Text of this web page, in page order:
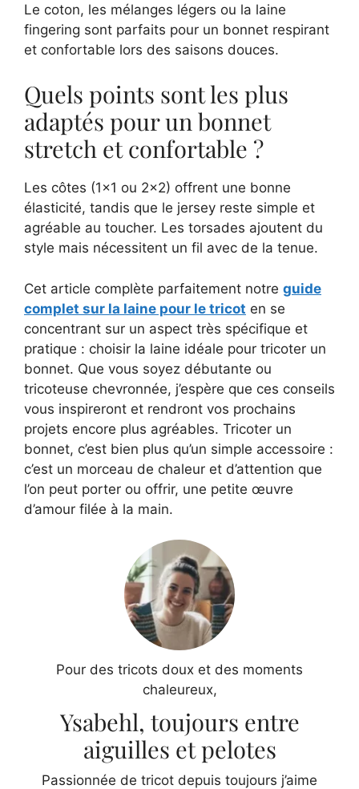
Le coton, les mélanges légers ou la laine
fingering sont parfaits pour un bonnet respirant
et confortable lors des saisons douces.
Quels points sont les plus
adaptés pour un bonnet
stretch et confortable ?
Les côtes (1×1 ou 2×2) offrent une bonne
élasticité, tandis que le jersey reste simple et
agréable au toucher. Les torsades ajoutent du
style mais nécessitent un fil avec de la tenue.
Cet article complète parfaitement notre guide
complet sur la laine pour le tricot en se
concentrant sur un aspect très spécifique et
pratique : choisir la laine idéale pour tricoter un
bonnet. Que vous soyez débutante ou
tricoteuse chevronnée, j’espère que ces conseils
vous inspireront et rendront vos prochains
projets encore plus agréables. Tricoter un
bonnet, c’est bien plus qu’un simple accessoire :
c’est un morceau de chaleur et d’attention que
l’on peut porter ou offrir, une petite œuvre
d’amour filée à la main.
Pour des tricots doux et des moments
chaleureux,
Ysabehl, toujours entre
aiguilles et pelotes
Passionnée de tricot depuis toujours j’aime